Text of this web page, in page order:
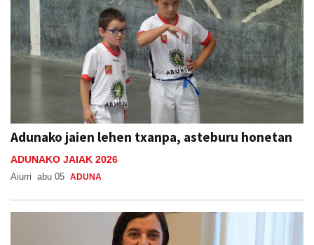
Adunako jaien lehen txanpa, asteburu honetan
ADUNAKO JAIAK 2026
Aiurri abu 05 ADUNA